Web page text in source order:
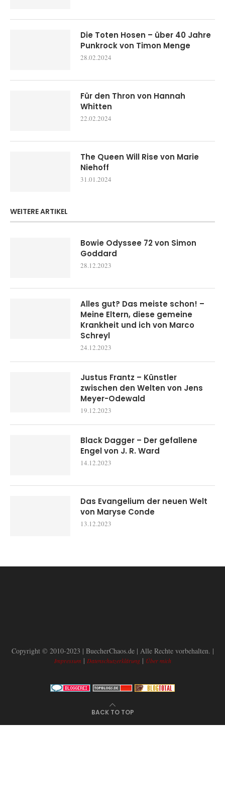
Die Toten Hosen – über 40 Jahre
Punkrock von Timon Menge
28.02.2024
Für den Thron von Hannah
Whitten
22.02.2024
The Queen Will Rise von Marie
Niehoff
31.01.2024
WEITERE ARTIKEL
Bowie Odyssee 72 von Simon
Goddard
28.12.2023
Alles gut? Das meiste schon! –
Meine Eltern, diese gemeine
Krankheit und ich von Marco
Schreyl
24.12.2023
Justus Frantz – Künstler
zwischen den Welten von Jens
Meyer-Odewald
19.12.2023
Black Dagger – Der gefallene
Engel von J. R. Ward
14.12.2023
Das Evangelium der neuen Welt
von Maryse Conde
13.12.2023
Copyright © 2010-2023 | BuecherChaos.de | Alle Rechte vorbehalten. |
Impressum | Datenschutzerklärung| Über mich
BACK TO TOP